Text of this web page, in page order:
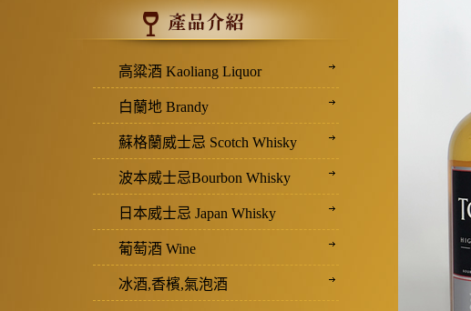
高粱酒 Kaoliang Liquor
白蘭地 Brandy
蘇格蘭威士忌 Scotch Whisky
波本威士忌Bourbon Whisky
日本威士忌 Japan Whisky
葡萄酒 Wine
冰酒,香檳,氣泡酒